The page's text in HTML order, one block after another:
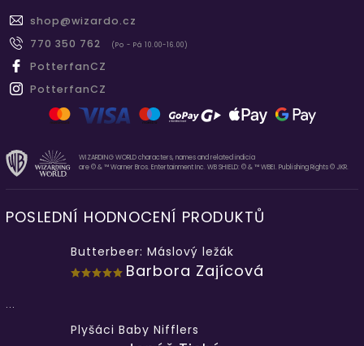
shop@wizardo.cz
770 350 762
(Po - Pá 10.00-16.00)
PotterfanCZ
PotterfanCZ
WIZARDING WORLD characters, names and related indicia
are © & ™ Warner Bros. Entertainment Inc. WB SHIELD: © & ™ WBEI. Publishing Rights © JKR.
POSLEDNÍ HODNOCENÍ PRODUKTŮ
Butterbeer: Máslový ležák
Barbora Zajícová
...
Plyšáci Baby Nifflers